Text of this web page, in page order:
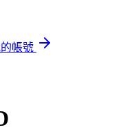
帳號